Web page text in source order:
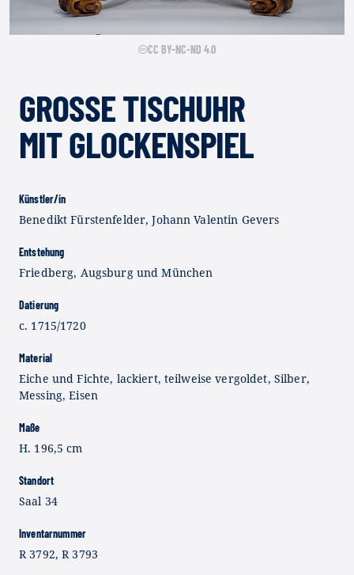
CC BY-NC-ND 4.0
GROSSE TISCHUHR M
IT GLOCKENSPIEL
Künstler/in
Benedikt Fürstenfelder, Johann Valentin Gevers
Entstehung
Friedberg, Augsburg und München
Datierung
c. 1715/1720
Material
Eiche und Fichte, lackiert, teilweise vergoldet, Silber,
Messing, Eisen
Maße
H. 196,5 cm
Standort
Saal 34
Inventarnummer
R 3792, R 3793